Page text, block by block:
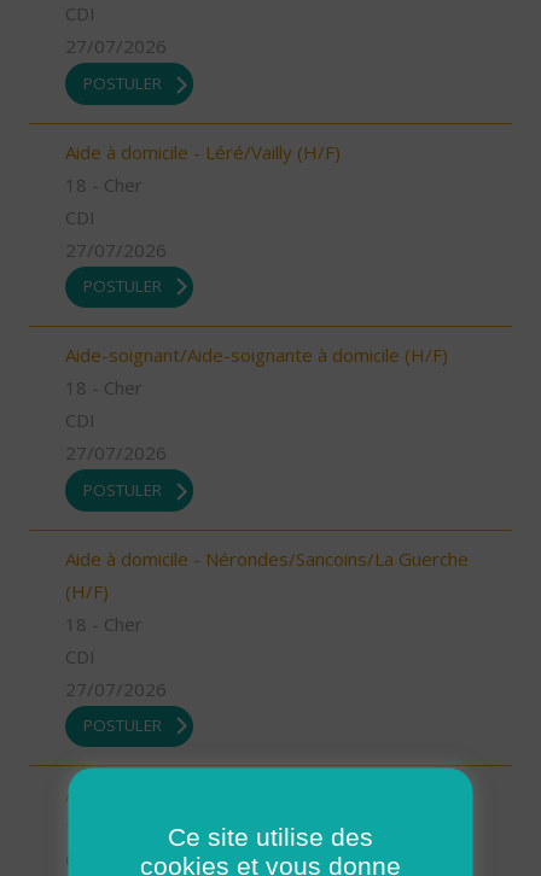
CDI
27/07/2026
POSTULER
Aide à domicile - Léré/Vailly (H/F)
18 - Cher
CDI
27/07/2026
POSTULER
Aide-soignant/Aide-soignante à domicile (H/F)
18 - Cher
CDI
27/07/2026
POSTULER
Aide à domicile - Nérondes/Sancoins/La Guerche
(H/F)
18 - Cher
CDI
27/07/2026
POSTULER
Aide à domicile - Argent/Aubigny (H/F)
Ce site utilise des
cookies et vous donne